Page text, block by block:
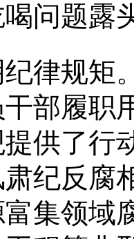
问题露
规矩。
部履职
供了行
纪反腐
集领域